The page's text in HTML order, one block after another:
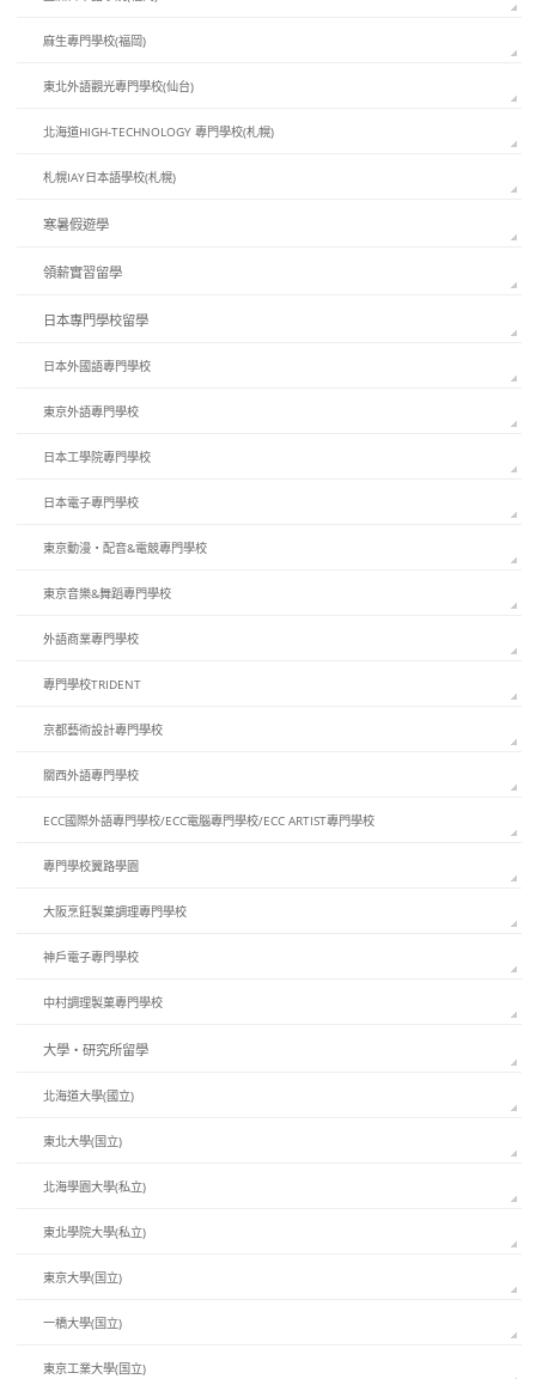
麻生專門學校(福岡)
東北外語觀光專門學校(仙台)
北海道HIGH-TECHNOLOGY 專門學校(札幌)
札幌IAY日本語學校(札幌)
寒暑假遊學
領薪實習留學
日本專門學校留學
日本外國語專門學校
東京外語專門學校
日本工學院專門學校
日本電子專門學校
東京動漫・配音&電競專門學校
東京音樂&舞蹈專門學校
外語商業專門學校
專門學校TRIDENT
京都藝術設計專門學校
關西外語專門學校
ECC國際外語專門學校/ECC電腦專門學校/ECC ARTIST專門學校
專門學校翼路學園
大阪烹飪製菓調理專門學校
神戶電子專門學校
中村調理製菓專門學校
大學・研究所留學
北海道大學(國立)
東北大學(国立)
北海學園大學(私立)
東北學院大學(私立)
東京大學(国立)
一橋大學(国立)
東京工業大學(国立)